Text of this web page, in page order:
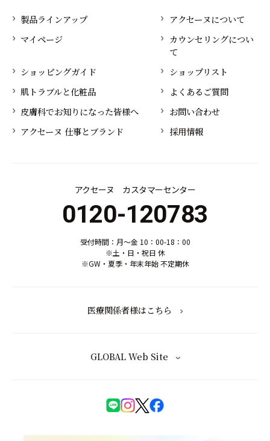
製品ラインアップ
アクセーヌについて
マイページ
カウンセリングについ
て
ショッピングガイド
ショップリスト
肌トラブルと化粧品
よくあるご質問
皮膚科でお知りになった皆様へ
お問い合わせ
アクセーヌ 仕事とブランド
採用情報
アクセーヌ カスタマーセンター
0120-120783
受付時間：月～金 10：00-18：00
※土・日・祝日 休
※GW・夏季・年末年始 不定期休
医療関係者様はこちら
GLOBAL Web Site